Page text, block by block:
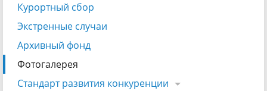
Курортный сбор
Экстренные случаи
Архивный фонд
Фотогалерея
Стандарт развития конкуренции